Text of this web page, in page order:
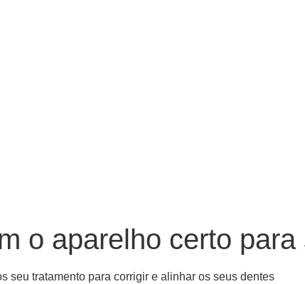
o aparelho certo
seu tratamento para corrigir e alinhar os seus dentes